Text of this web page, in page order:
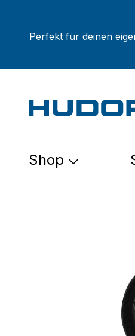
Perfekt für deinen
Shop